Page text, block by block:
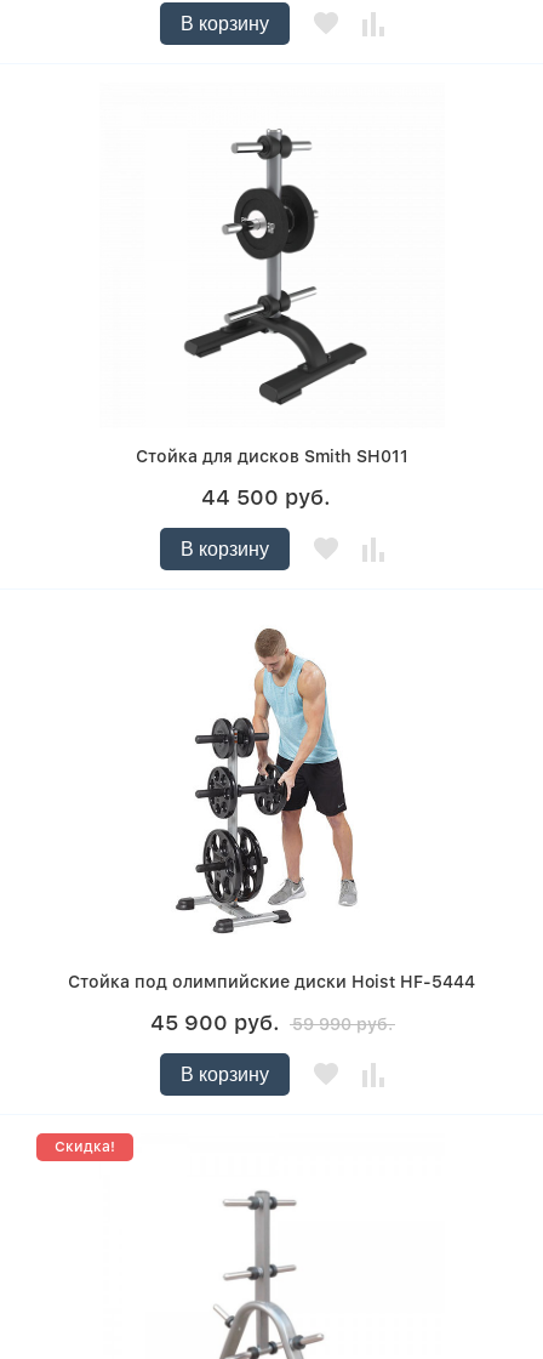
В корзину
Стойка для дисков Smith SH011
44 500 руб.
В корзину
Стойка под олимпийские диски Hoist HF-5444
45 900 руб. 59 990 руб.
В корзину
Скидка!